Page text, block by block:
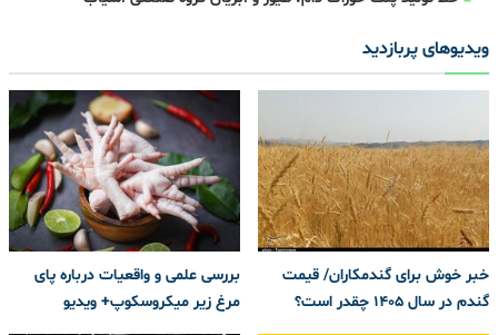
ویدیوهای پربازدید
خبر خوش برای گندمکاران/ قیمت
گندم در سال ۱۴۰۵ چقدر است؟
بررسی علمی و واقعیات درباره پای
مرغ زیر میکروسکوپ+ ویدیو